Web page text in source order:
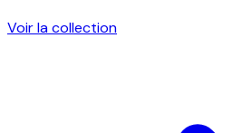
Voir la collection